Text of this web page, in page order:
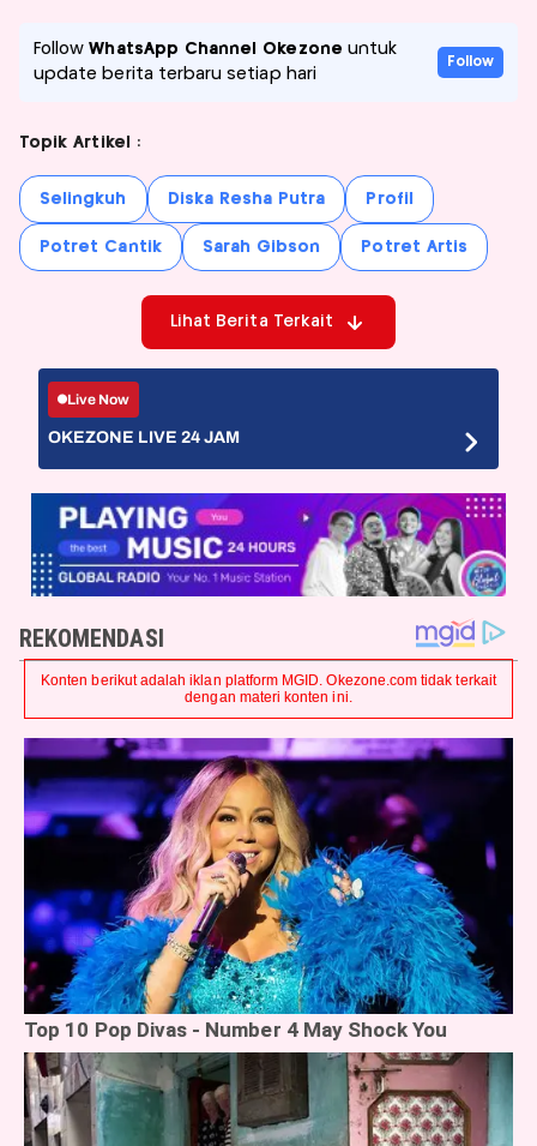
FollowWhatsApp Channel Okezone untuk
update berita terbaru setiap hari
Follow
Topik Artikel :
Selingkuh Diska Resha Putra Profil
Potret Cantik Sarah Gibson Potret Artis
Lihat Berita Terkait
Live Now
OKEZONE LIVE 24 JAM